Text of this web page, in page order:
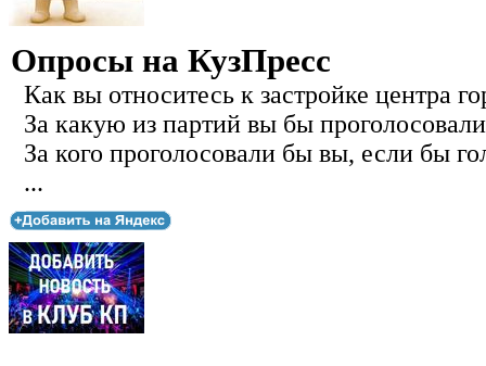
Опросы на КузПресс
Как вы относитесь к застройке центра
За какую из партий вы бы
За кого проголосовали бы вы, если бы
...